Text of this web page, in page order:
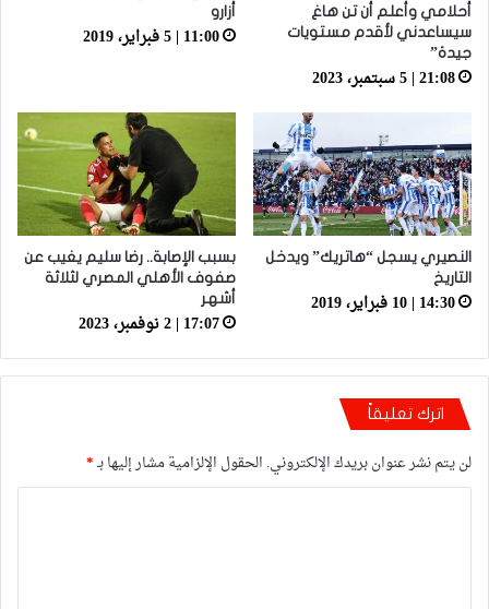
أحلامي وأعلم أن تن هاغ
سيساعدني لأقدم مستويات
جيدة”
21:08 | 5 سبتمبر، 2023
أزارو
11:00 | 5 فبراير، 2019
النصيري يسجل “هاتريك” ويدخل
التاريخ
14:30 | 10 فبراير، 2019
بسبب الإصابة.. رضا سليم يغيب عن
صفوف الأهلي المصري لثلاثة
أشهر
17:07 | 2 نوفمبر، 2023
اترك تعليقاً
لن يتم نشر عنوان بريدك الإلكتروني. الحقول الإلزامية مشار إليها بـ*